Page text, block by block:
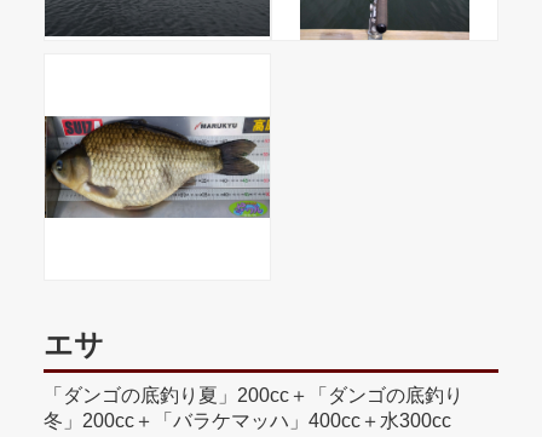
エサ
「ダンゴの底釣り夏」200cc＋「ダンゴの底釣り
冬」200cc＋「バラケマッハ」400cc＋水300cc